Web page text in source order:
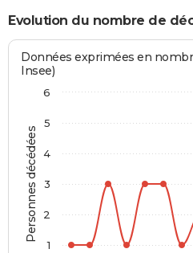
Evolution du nombre de
Personnes décédées
Données exprimées en
Insee)
1
2
3
4
5
6